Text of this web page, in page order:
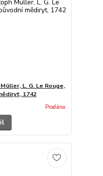
L. G. Le Rouge,
1742
Prodáno